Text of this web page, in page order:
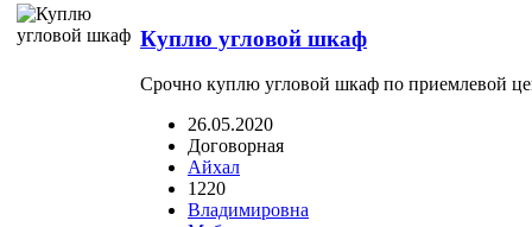
Куплю угловой шкаф
Срочно куплю угловой шкаф по приемлевой
26.05.2020
Договорная
Айхал
1220
Владимировна